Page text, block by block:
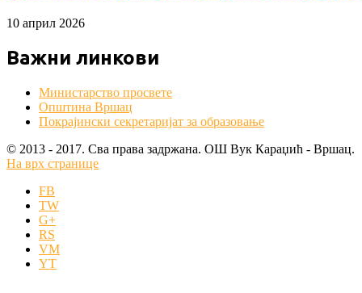
10 април 2026
Важни линкови
Министарство просвете
Општина Вршац
Покрајински секретаријат за образовање
© 2013 - 2017. Сва права задржана. OШ Вук Караџић - Вршац.
На врх странице
FB
TW
G+
RS
VM
YT